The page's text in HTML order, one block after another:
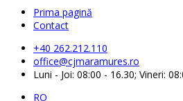
Prima pagină
Contact
+40 262.212.110
office@cjmaramures.ro
Luni - Joi: 08:00 - 16.30; Vineri:
RO